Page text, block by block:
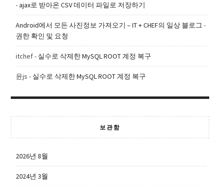
-ajax로 받아온 CSV 데이터 파일로 저장하기
Android에서 모든 사진정보 가져오기 – IT + CHEF의 일상 블로그 -
권한 확인 및 요청
itchef- 실수로 삭제한 MySQL ROOT 계정 복구
윤js - 실수로 삭제한 MySQL ROOT 계정 복구
보관함
2026년 8월
2024년 3월